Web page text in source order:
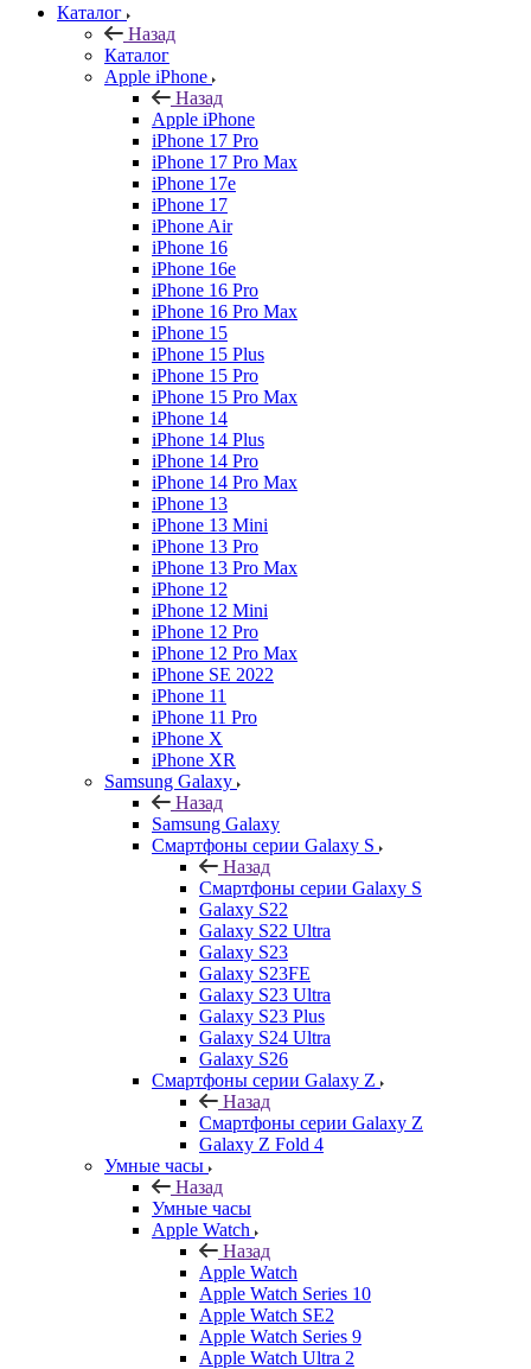
Каталог
Назад
Каталог
Apple iPhone
Назад
Apple iPhone
iPhone 17 Pro
iPhone 17 Pro Max
iPhone 17e
iPhone 17
iPhone Air
iPhone 16
iPhone 16e
iPhone 16 Pro
iPhone 16 Pro Max
iPhone 15
iPhone 15 Plus
iPhone 15 Pro
iPhone 15 Pro Max
iPhone 14
iPhone 14 Plus
iPhone 14 Pro
iPhone 14 Pro Max
iPhone 13
iPhone 13 Mini
iPhone 13 Pro
iPhone 13 Pro Max
iPhone 12
iPhone 12 Mini
iPhone 12 Pro
iPhone 12 Pro Max
iPhone SE 2022
iPhone 11
iPhone 11 Pro
iPhone X
iPhone XR
Samsung Galaxy
Назад
Samsung Galaxy
Смартфоны серии Galaxy S
Назад
Смартфоны серии Galaxy S
Galaxy S22
Galaxy S22 Ultra
Galaxy S23
Galaxy S23FE
Galaxy S23 Ultra
Galaxy S23 Plus
Galaxy S24 Ultra
Galaxy S26
Смартфоны серии Galaxy Z
Назад
Смартфоны серии Galaxy Z
Galaxy Z Fold 4
Умные часы
Назад
Умные часы
Apple Watch
Назад
Apple Watch
Apple Watch Series 10
Apple Watch SE2
Apple Watch Series 9
Apple Watch Ultra 2